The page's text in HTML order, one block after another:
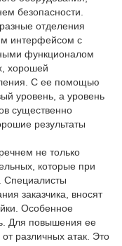
безопасности.
отделения
интерфейсом с
функционалом
хорошей
С ее помощью
уровень, а уровень
существенно
результаты
не только
которые при
Специалисты
заказчика, вносят
Особенное
Для повышения ее
различных атак. Это